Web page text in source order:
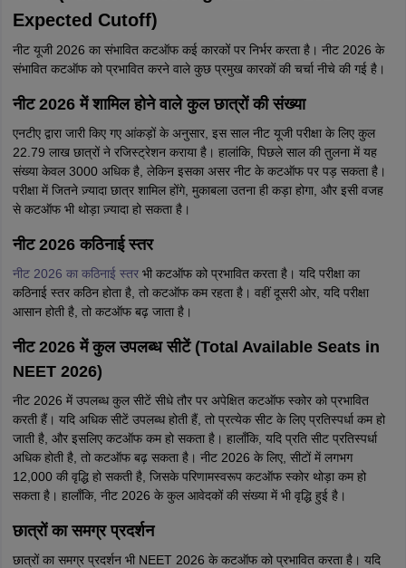
Expected Cutoff)
नीट यूजी 2026 का संभावित कटऑफ कई कारकों पर निर्भर करता है। नीट 2026 के
संभावित कटऑफ को प्रभावित करने वाले कुछ प्रमुख कारकों की चर्चा नीचे की गई है।
नीट 2026 में शामिल होने वाले कुल छात्रों की संख्या
एनटीए द्वारा जारी किए गए आंकड़ों के अनुसार, इस साल नीट यूजी परीक्षा के लिए कुल
22.79 लाख छात्रों ने रजिस्ट्रेशन कराया है। हालांकि, पिछले साल की तुलना में यह
संख्या केवल 3000 अधिक है, लेकिन इसका असर नीट के कटऑफ पर पड़ सकता है।
परीक्षा में जितने ज़्यादा छात्र शामिल होंगे, मुकाबला उतना ही कड़ा होगा, और इसी वजह
से कटऑफ भी थोड़ा ज़्यादा हो सकता है।
नीट 2026 कठिनाई स्तर
नीट 2026 का कठिनाई स्तरभी कटऑफ को प्रभावित करता है। यदि परीक्षा का
कठिनाई स्तर कठिन होता है, तो कटऑफ कम रहता है। वहीं दूसरी ओर, यदि परीक्षा
आसान होती है, तो कटऑफ बढ़ जाता है।
नीट 2026 में कुल उपलब्ध सीटें (Total Available Seats in
NEET 2026)
नीट 2026 में उपलब्ध कुल सीटें सीधे तौर पर अपेक्षित कटऑफ स्कोर को प्रभावित
करती हैं। यदि अधिक सीटें उपलब्ध होती हैं, तो प्रत्येक सीट के लिए प्रतिस्पर्धा कम हो
जाती है, और इसलिए कटऑफ कम हो सकता है। हालाँकि, यदि प्रति सीट प्रतिस्पर्धा
अधिक होती है, तो कटऑफ बढ़ सकता है। नीट 2026 के लिए, सीटों में लगभग
12,000 की वृद्धि हो सकती है, जिसके परिणामस्वरूप कटऑफ स्कोर थोड़ा कम हो
सकता है। हालाँकि, नीट 2026 के कुल आवेदकों की संख्या में भी वृद्धि हुई है।
छात्रों का समग्र प्रदर्शन
छात्रों का समग्र प्रदर्शन भी NEET 2026 के कटऑफ को प्रभावित करता है। यदि